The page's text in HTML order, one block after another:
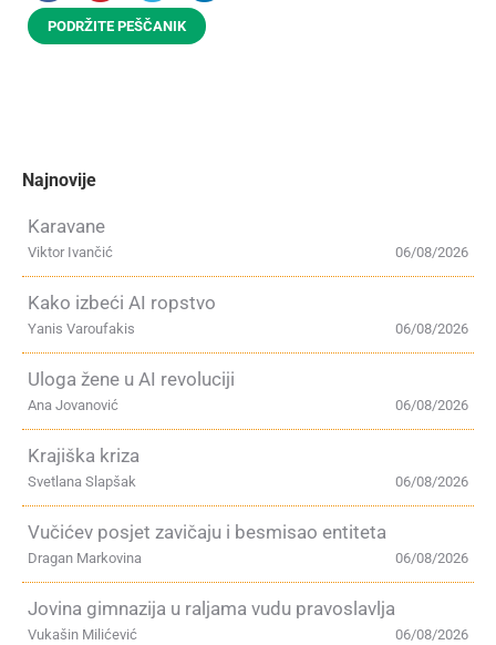
PODRŽITE PEŠČANIK
Najnovije
Karavane
06/08/2026
Viktor Ivančić
Kako izbeći AI ropstvo
06/08/2026
Yanis Varoufakis
Uloga žene u AI revoluciji
06/08/2026
Ana Jovanović
Krajiška kriza
06/08/2026
Svetlana Slapšak
Vučićev posjet zavičaju i besmisao entiteta
06/08/2026
Dragan Markovina
Jovina gimnazija u raljama vudu pravoslavlja
06/08/2026
Vukašin Milićević